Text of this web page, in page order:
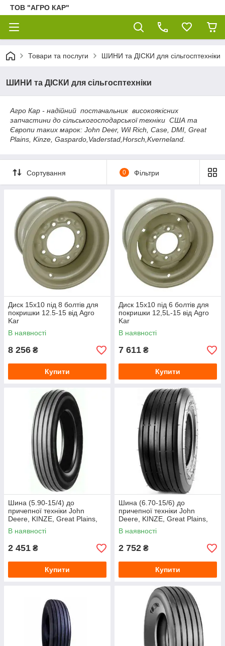
ТОВ "АГРО КАР"
Товари та послуги ШИНИ та ДІСКИ для сільгосптехніки
ШИНИ та ДІСКИ для сільгосптехніки
Агро Кар - надійний постачальник високоякісних
запчастини до сільськогосподарської техніки США та
Європи таких марок: John Deer, Wil Rich, Case, DMI, Great
Plains, Kinze, Gaspardo,Vaderstad,Horsch,Kverneland.
Сортування 0 Фільтри
Диск 15x10 під 8 болтів для
покришки 12.5-15 від Agro
Kar
В наявності
8 256 ₴
Купити
Диск 15x10 під 6 болтів для
покришки 12,5L-15 від Agro
Kar
В наявності
7 611 ₴
Купити
Шина (5.90-15/4) до
причепної техніки John
Deere, KINZE, Great Plains,
Wil Rich від LANDE (Armour)
В наявності
2 451 ₴
Купити
Шина (6.70-15/6) до
причепної техніки John
Deere, KINZE, Great Plains,
Wil Rich від LANDE (Armour)
В наявності
2 752 ₴
Купити